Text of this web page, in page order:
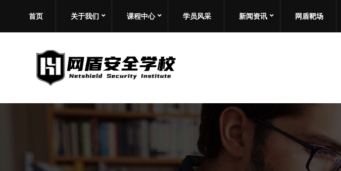
首页 关于我们 课程中心 学员风采 新闻资讯 网盾靶场